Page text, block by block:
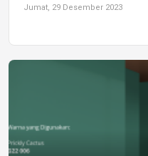
Jumat, 29 Desember 2023